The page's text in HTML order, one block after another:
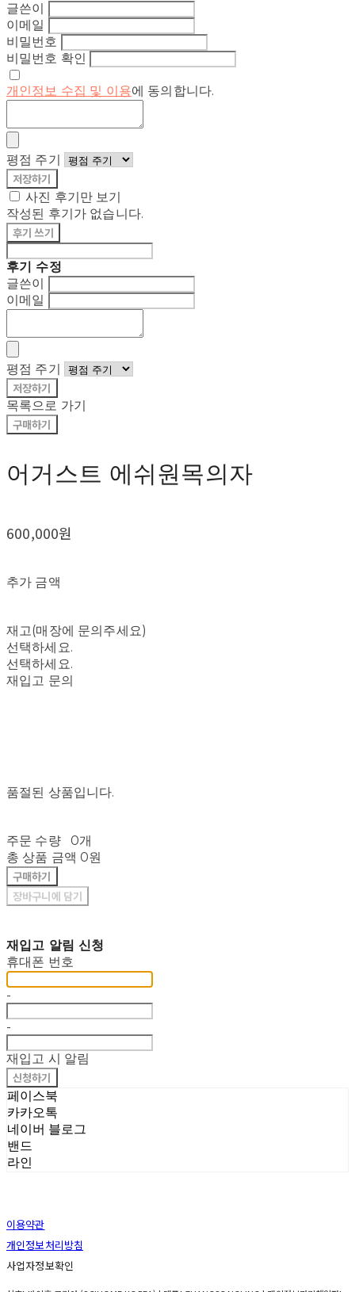
글쓴이
이메일
비밀번호
비밀번호 확인
개인정보 수집 및 이용에 동의합니다.
평점 주기
저장하기
사진 후기만 보기
작성된 후기가 없습니다.
후기 쓰기
후기 수정
글쓴이
이메일
평점 주기
저장하기
목록으로 가기
구매하기
어거스트 에쉬원목의자
600,000원
추가 금액
재고(매장에 문의주세요)
선택하세요.
선택하세요.
재입고 문의
품절된 상품입니다.
주문 수량
0개
총 상품 금액 0원
구매하기
장바구니에 담기
재입고 알림 신청
휴대폰 번호
-
-
재입고 시 알림
신청하기
페이스북
카카오톡
네이버 블로그
밴드
라인
이용약관
개인정보처리방침
사업자정보확인